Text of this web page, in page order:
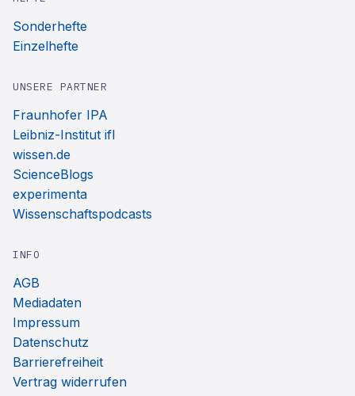
Sonderhefte
Einzelhefte
UNSERE PARTNER
Fraunhofer IPA
Leibniz-Institut ifl
wissen.de
ScienceBlogs
experimenta
Wissenschaftspodcasts
INFO
AGB
Mediadaten
Impressum
Datenschutz
Barrierefreiheit
Vertrag widerrufen